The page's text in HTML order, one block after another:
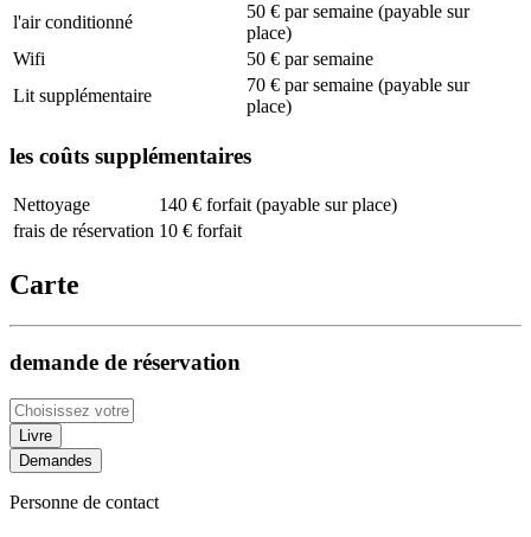
l'air conditionné
50 € par semaine (payable sur
place)
Wifi
50 € par semaine
Lit supplémentaire
70 € par semaine (payable sur
place)
les coûts supplémentaires
Nettoyage
140 € forfait (payable sur place)
frais de réservation 10 € forfait
Carte
demande de réservation
Livre
Demandes
Personne de contact